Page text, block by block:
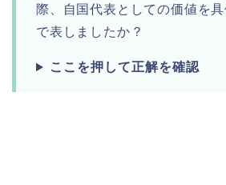
際、自国代表としての価値を
で表しましたか？
ここを押して正解を確認